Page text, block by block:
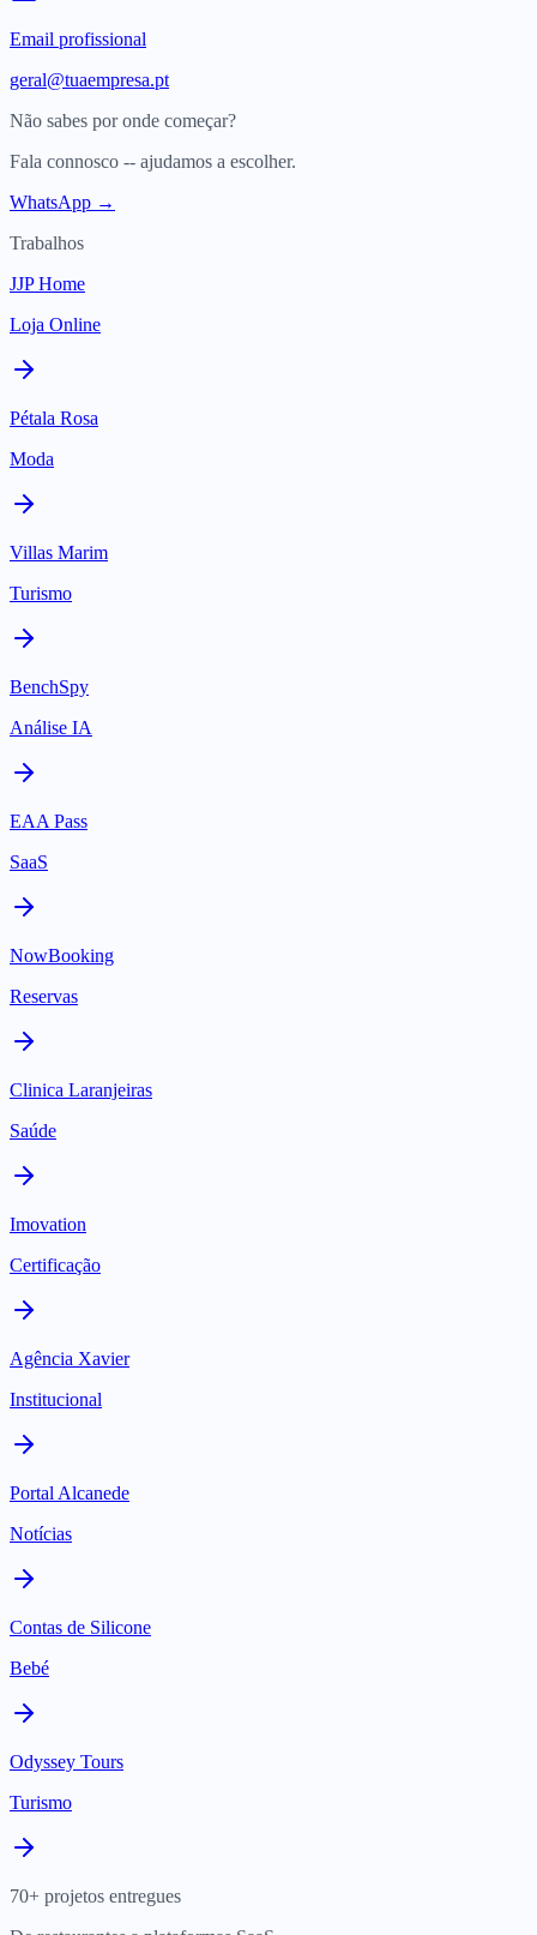
Email profissional
geral@tuaempresa.pt
Não sabes por onde começar?
Fala connosco -- ajudamos a escolher.
WhatsApp →
Trabalhos
JJP Home
Loja Online
Pétala Rosa
Moda
Villas Marim
Turismo
BenchSpy
Análise IA
EAA Pass
SaaS
NowBooking
Reservas
Clinica Laranjeiras
Saúde
Imovation
Certificação
Agência Xavier
Institucional
Portal Alcanede
Notícias
Contas de Silicone
Bebé
Odyssey Tours
Turismo
70+ projetos entregues